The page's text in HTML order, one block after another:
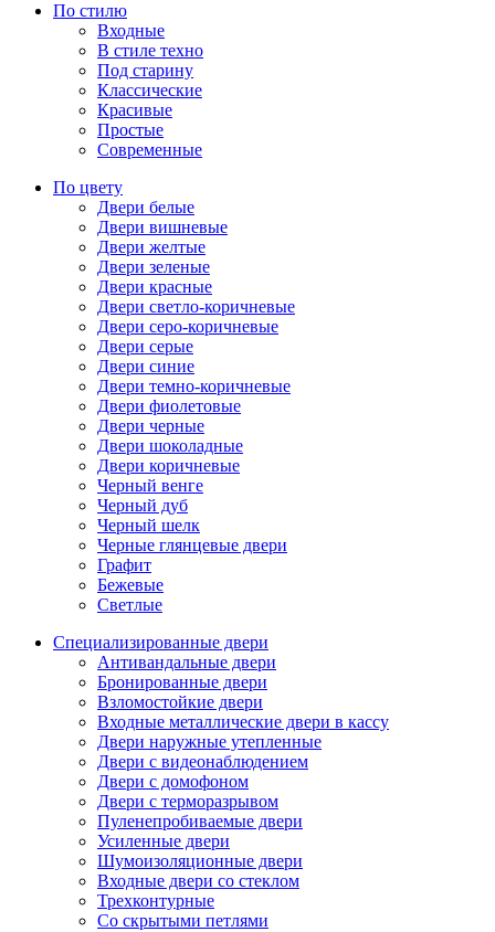
По стилю
Входные
В стиле техно
Под старину
Классические
Красивые
Простые
Современные
По цвету
Двери белые
Двери вишневые
Двери желтые
Двери зеленые
Двери красные
Двери светло-коричневые
Двери серо-коричневые
Двери серые
Двери синие
Двери темно-коричневые
Двери фиолетовые
Двери черные
Двери шоколадные
Двери коричневые
Черный венге
Черный дуб
Черный шелк
Черные глянцевые двери
Графит
Бежевые
Светлые
Специализированные двери
Антивандальные двери
Бронированные двери
Взломостойкие двери
Входные металлические двери в кассу
Двери наружные утепленные
Двери с видеонаблюдением
Двери с домофоном
Двери с терморазрывом
Пуленепробиваемые двери
Усиленные двери
Шумоизоляционные двери
Входные двери со стеклом
Трехконтурные
Со скрытыми петлями